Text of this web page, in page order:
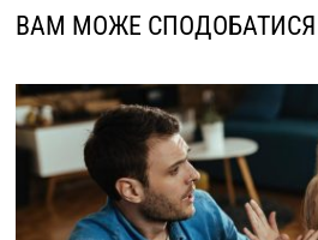
ВАМ МОЖЕ СПОДОБАТИСЯ